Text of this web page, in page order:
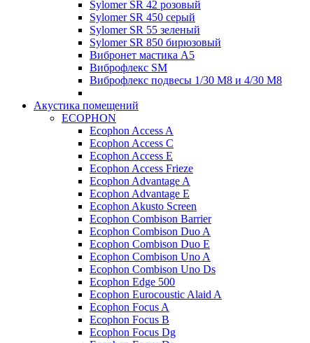
Sylomer SR 42 розовый
Sylomer SR 450 серый
Sylomer SR 55 зеленый
Sylomer SR 850 бирюзовый
Вибронет мастика А5
Виброфлекс SM
Виброфлекс подвесы 1/30 М8 и 4/30 М8
Акустика помещений
ECOPHON
Ecophon Access A
Ecophon Access C
Ecophon Access E
Ecophon Access Frieze
Ecophon Advantage A
Ecophon Advantage E
Ecophon Akusto Screen
Ecophon Combison Barrier
Ecophon Combison Duo A
Ecophon Combison Duo E
Ecophon Combison Uno A
Ecophon Combison Uno Ds
Ecophon Edge 500
Ecophon Eurocoustic Alaid A
Ecophon Focus A
Ecophon Focus B
Ecophon Focus Dg